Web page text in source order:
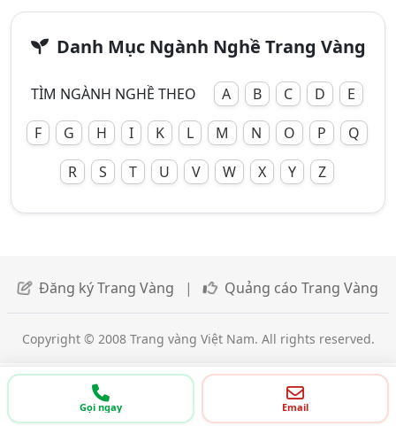
Gọi ngay Email
Danh Mục Ngành Nghề Trang Vàng
TÌM NGÀNH NGHỀ THEO A B C D
E
F
G H I K L M N O P
Q
R
S T U V W X Y Z
Đăng ký Trang Vàng | Quảng cáo Trang Vàng
Copyright © 2008 Trang vàng Việt Nam. All rights reserved.